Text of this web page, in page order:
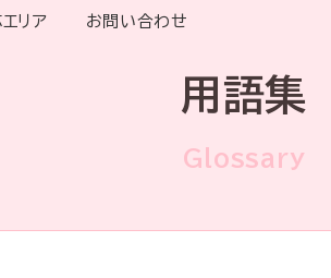
リア お問い合わせ
用語集
Glossary